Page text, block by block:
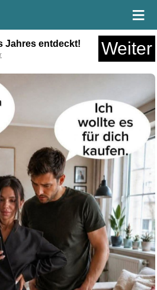
≡
Jahres entdeckt! Weiter